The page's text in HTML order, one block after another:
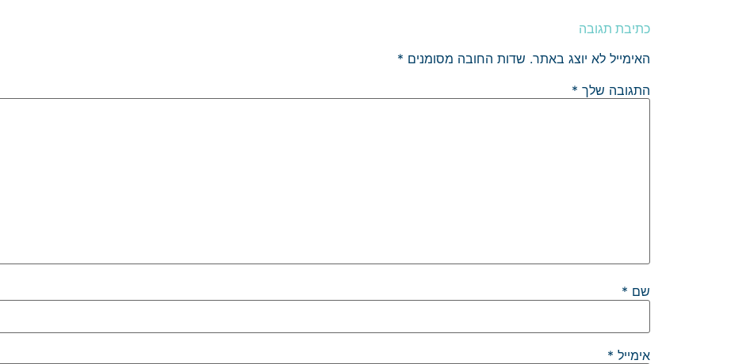
כתיבת תגובה
האימייל לא יוצג באתר. שדות החובה מסומנים *
התגובה שלך *
שם *
אימייל *